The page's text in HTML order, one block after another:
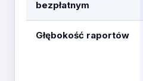
bezpłatnym
Głębokość raportów